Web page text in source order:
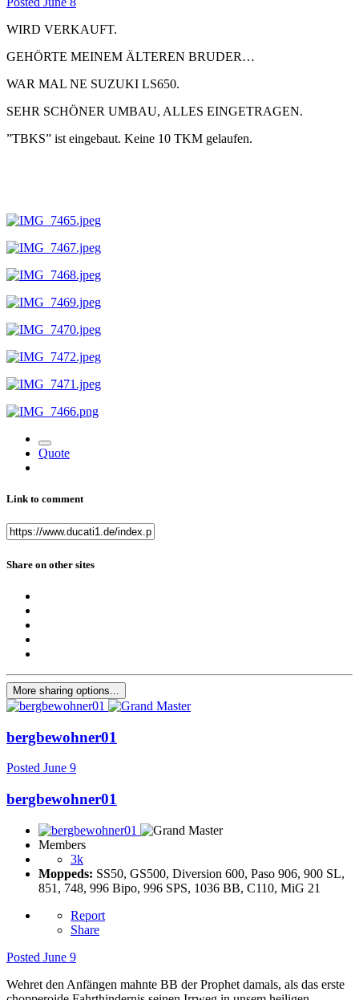
WIRD VERKAUFT.
GEHÖRTE MEINEM ÄLTEREN BRUDER…
WAR MAL NE SUZUKI LS650.
SEHR SCHÖNER UMBAU, ALLES EINGETRAGEN.
”TBKS” ist eingebaut. Keine 10 TKM gelaufen.
Quote
Link to comment
Share on other sites
More sharing options...
bergbewohner01
Posted June 9
bergbewohner01
Members
3k
Moppeds: SS50, GS500, Diversion 600, Paso 906, 900 SL,
851, 748, 996 Bipo, 996 SPS, 1036 BB, C110, MiG 21
Report
Share
Posted June 9
Wehret den Anfängen mahnte BB der Prophet damals, als das erste